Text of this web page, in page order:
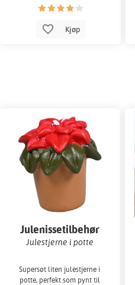
Kjøp
Julenissetilbehør
Julestjerne i potte
Supersøt liten julestjerne i
potte, perfekt som pynt til